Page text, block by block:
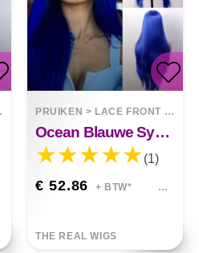
PRUIKEN > LACE FRONT WIGS
Ocean Blauwe Synthetische Pruik Met Front Lace&nbsp;
(1)
€ 52.86 + BTW*
THE REAL WIGS